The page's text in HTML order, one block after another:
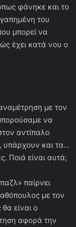
φάνηκε και το
του
μπορεί να
έχει κατά νου ο
με τον
να
αντίπαλο
υπάρχουν και τα…
Ποιά είναι αυτά;
παίρνει
με τον
είναι ο
αφορά την